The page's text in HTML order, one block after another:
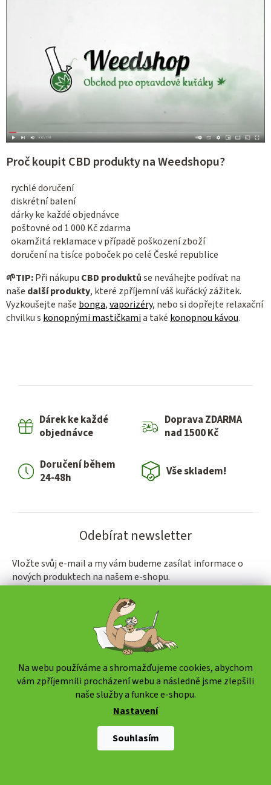
Na webu používáme a shromažďujeme cookies, abychom
vám zpříjemnili procházení webu a následně jsme zlepšili
naše služby a funkce e-shopu.
Nastavení
Souhlasím
Proč koupit CBD produkty na Weedshopu?
rychlé doručení
diskrétní balení
dárky ke každé objednávce
poštovné od 1 000 Kč zdarma
okamžitá reklamace v případě poškození zboží
doručení na tisíce poboček po celé České republice
🌱TIP:Při nákupu CBD produktůse neváhejte podívat na
naše další produkty, které zpříjemní váš kuřácký zážitek.
Vyzkoušejte naše bonga,vaporizéry, nebo si dopřejte relaxační
chvilku s konopnými mastičkamia také konopnou kávou.
Dárek ke každé
objednávce
Doprava ZDARMA
nad 1500 Kč
Doručení během
24-48h
Vše skladem!
Odebírat newsletter
Vložte svůj e-mail a my vám budeme zasílat informace o
nových produktech na našem e-shopu.
Sledujte nás na Instagramu